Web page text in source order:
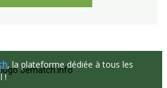
, la plateforme dédiée à tous les
!